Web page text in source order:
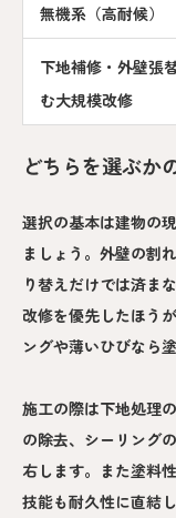
無機系（高耐候）
下地補修・外壁張
む大規模改修
どちらを選ぶか
選択の基本は建物の
ましょう。外壁の割
り替えだけでは済ま
改修を優先したほう
ングや薄いひびなら
施工の際は下地処理
の除去、シーリング
右します。また塗料
技能も耐久性に直結